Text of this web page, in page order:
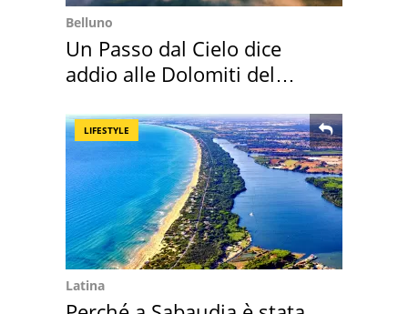
Belluno
Un Passo dal Cielo dice
addio alle Dolomiti del
LIFESTYLE
Latina